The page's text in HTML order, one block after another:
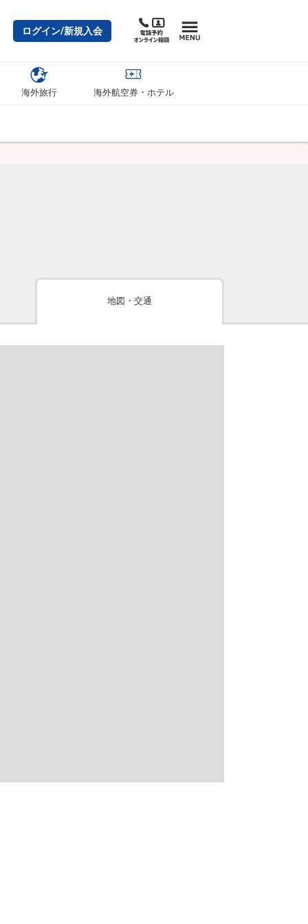
ログイン/新規入会
海外旅行 海外航空券・ホテル
地図・交通